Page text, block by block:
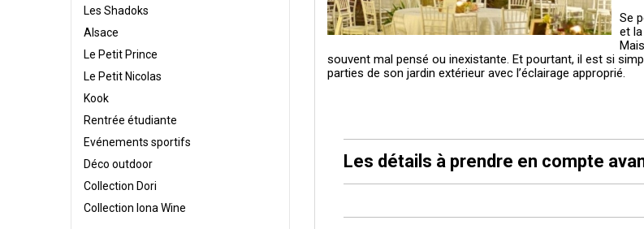
Les Shadoks
Alsace
Le Petit Prince
Le Petit Nicolas
Kook
Rentrée étudiante
Evénements sportifs
Déco outdoor
Collection Dori
Collection Iona Wine
Se
et
souvent mal pensé ou inexistante. Et pourtant, il est si
parties de son jardin extérieur avec l’éclairage approprié.
Les détails à prendre en compte